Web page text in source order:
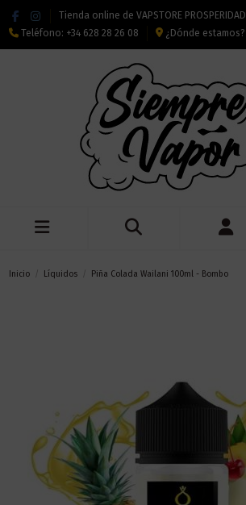
Tienda online de VAPSTORE PROSPERIDAD
Teléfono: +34 628 28 26 08 ¿Dónde estamos?
Inicio Líquidos Piña Colada Wailani 100ml - Bombo